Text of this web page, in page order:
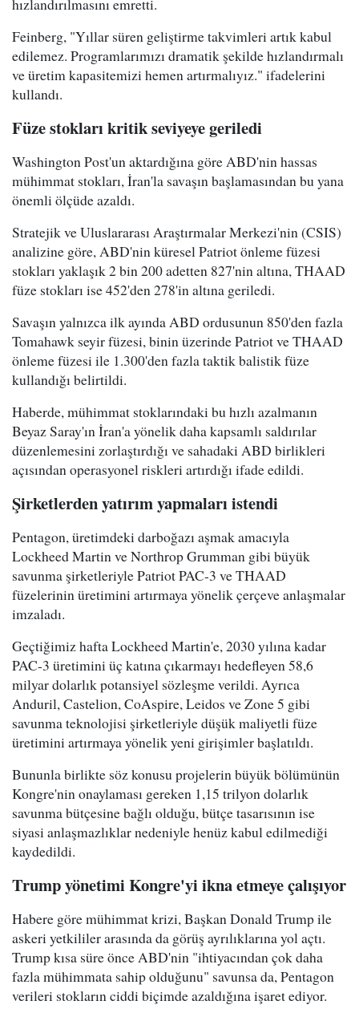
hızlandırılmasını emretti.
Feinberg, "Yıllar süren geliştirme takvimleri artık kabul
edilemez. Programlarımızı dramatik şekilde hızlandırmalı
ve üretim kapasitemizi hemen artırmalıyız." ifadelerini
kullandı.
Füze stokları kritik seviyeye geriledi
Washington Post'un aktardığına göre ABD'nin hassas
mühimmat stokları, İran'la savaşın başlamasından bu yana
önemli ölçüde azaldı.
Stratejik ve Uluslararası Araştırmalar Merkezi'nin (CSIS)
analizine göre, ABD'nin küresel Patriot önleme füzesi
stokları yaklaşık 2 bin 200 adetten 827'nin altına, THAAD
füze stokları ise 452'den 278'in altına geriledi.
Savaşın yalnızca ilk ayında ABD ordusunun 850'den fazla
Tomahawk seyir füzesi, binin üzerinde Patriot ve THAAD
önleme füzesi ile 1.300'den fazla taktik balistik füze
kullandığı belirtildi.
Haberde, mühimmat stoklarındaki bu hızlı azalmanın
Beyaz Saray'ın İran'a yönelik daha kapsamlı saldırılar
düzenlemesini zorlaştırdığı ve sahadaki ABD birlikleri
açısından operasyonel riskleri artırdığı ifade edildi.
Şirketlerden yatırım yapmaları istendi
Pentagon, üretimdeki darboğazı aşmak amacıyla
Lockheed Martin ve Northrop Grumman gibi büyük
savunma şirketleriyle Patriot PAC-3 ve THAAD
füzelerinin üretimini artırmaya yönelik çerçeve anlaşmalar
imzaladı.
Geçtiğimiz hafta Lockheed Martin'e, 2030 yılına kadar
PAC-3 üretimini üç katına çıkarmayı hedefleyen 58,6
milyar dolarlık potansiyel sözleşme verildi. Ayrıca
Anduril, Castelion, CoAspire, Leidos ve Zone 5 gibi
savunma teknolojisi şirketleriyle düşük maliyetli füze
üretimini artırmaya yönelik yeni girişimler başlatıldı.
Bununla birlikte söz konusu projelerin büyük bölümünün
Kongre'nin onaylaması gereken 1,15 trilyon dolarlık
savunma bütçesine bağlı olduğu, bütçe tasarısının ise
siyasi anlaşmazlıklar nedeniyle henüz kabul edilmediği
kaydedildi.
Trump yönetimi Kongre'yi ikna etmeye çalışıyor
Habere göre mühimmat krizi, Başkan Donald Trump ile
askeri yetkililer arasında da görüş ayrılıklarına yol açtı.
Trump kısa süre önce ABD'nin "ihtiyacından çok daha
fazla mühimmata sahip olduğunu" savunsa da, Pentagon
verileri stokların ciddi biçimde azaldığına işaret ediyor.